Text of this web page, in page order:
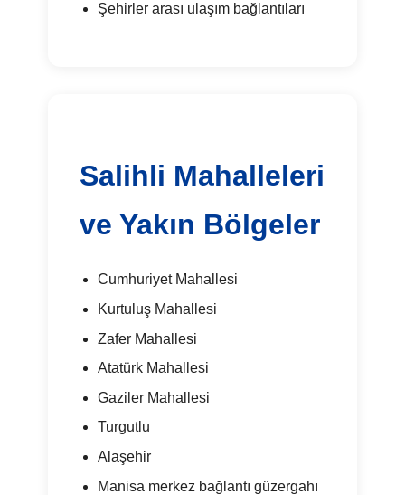
Şehirler arası ulaşım bağlantıları
Salihli Mahalleleri
ve Yakın Bölgeler
Cumhuriyet Mahallesi
Kurtuluş Mahallesi
Zafer Mahallesi
Atatürk Mahallesi
Gaziler Mahallesi
Turgutlu
Alaşehir
Manisa merkez bağlantı güzergahı